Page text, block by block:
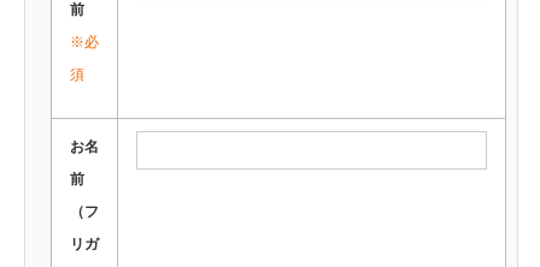
前
※必
須
お名
前
（フ
リガ